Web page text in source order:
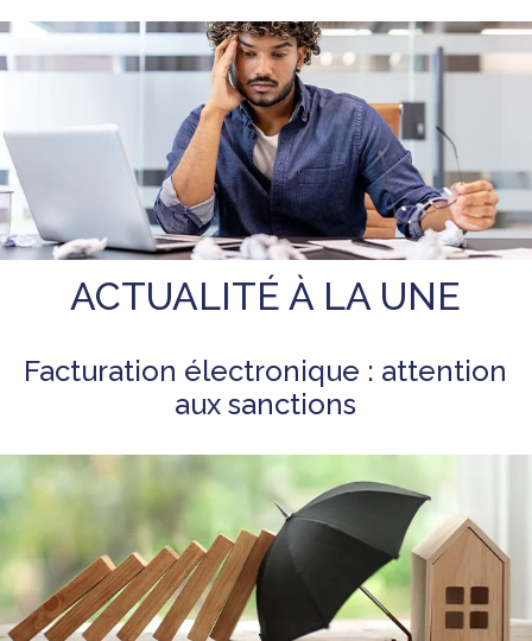
ACTUALITÉ À LA UNE
Facturation électronique : attention
aux sanctions